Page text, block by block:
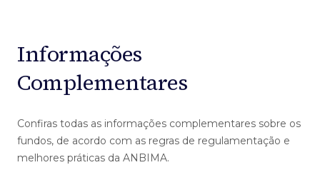
Informações
Complementares
Confiras todas as informações complementares sobre os
fundos, de acordo com as regras de regulamentação e
melhores práticas da ANBIMA.